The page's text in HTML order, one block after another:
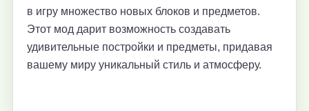
в игру множество новых блоков и предметов.
Этот мод дарит возможность создавать
удивительные постройки и предметы, придавая
вашему миру уникальный стиль и атмосферу.